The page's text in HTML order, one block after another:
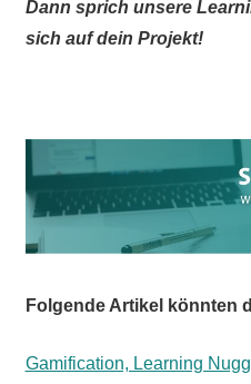
Dann sprich unsere
sich auf dein Projekt!
Folgende Artikel könnten
Gamification, Learning